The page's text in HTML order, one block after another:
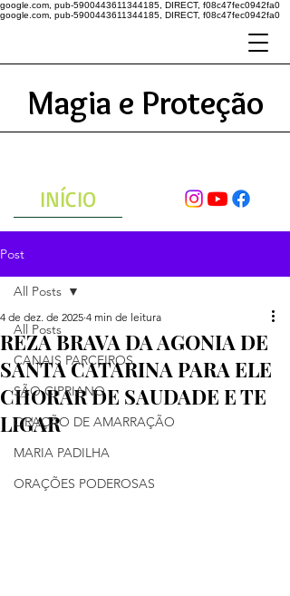
google.com, pub-5900443611344185, DIRECT, f08c47fec0942fa0
google.com, pub-5900443611344185, DIRECT, f08c47fec0942fa0
Magia e Proteção
INÍCIO
Post
All Posts
CANAIS PARCEIROS
SÃO CIPRIANO
ORAÇÃO DE AMARRAÇÃO
MARIA PADILHA
ORAÇÕES PODEROSAS
All Posts
REZA BRAVA DA AGONIA DE
SANTA CATARINA PARA ELE
CHORAR DE SAUDADE E TE
LIGAR
4 de dez. de 2025 4 min de leitura